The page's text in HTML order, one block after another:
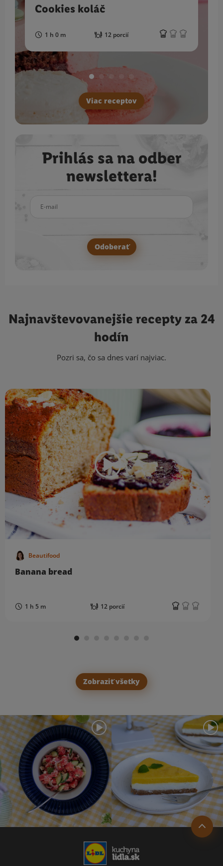
Cookies koláč
1 h 0 m 12 porcií
Viac receptov
Prihlás sa na odber
newslettera!
Odoberať
Najnavštevovanejšie recepty za 24
hodín
Pozri sa, čo sa dnes varí najviac.
Beautifood
Banana bread
1 h 5 m 12 porcií
Zobraziť všetky